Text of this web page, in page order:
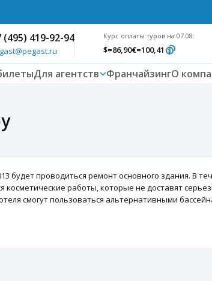
(495) 419-92-94 Курс оплаты туров на 07.08:
$=86,90€=100,41
Для агентств ФранчайзингО
будет проводиться ремонт основного здания. В
работы, которые не доставят
смогут пользоваться альтернативными